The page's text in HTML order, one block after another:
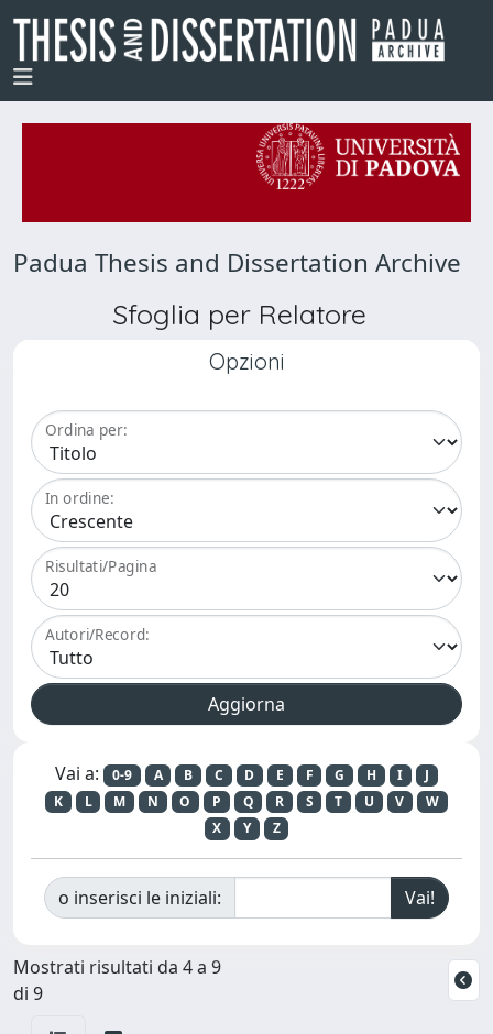
Padua Thesis and Dissertation Archive
Sfoglia per Relatore
Opzioni
Ordina per:
In ordine:
Risultati/Pagina
Autori/Record:
Vai a: 0-9 A B C D E F G H I
J
K
L M N O P Q R S T U V
W
X
Y Z
o inserisci le iniziali:
Mostrati risultati da 4 a 9
di 9